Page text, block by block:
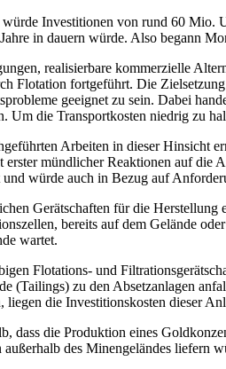
Investitionen von rund 60 Mio.
in dauern würde. Also begann
realisierbare kommerzielle
Flotation fortgeführt. Die
geeignet zu sein. Dabei
Um die Transportkosten niedrig zu
Arbeiten in dieser Hinsicht
mündlicher Reaktionen auf die
würde auch in Bezug auf
Gerätschaften für die
bereits auf dem Gelände
wartet.
Flotations- und
(Tailings) zu den Absetzanlagen
die Investitionskosten dieser
dass die Produktion eines
des Minengeländes liefern